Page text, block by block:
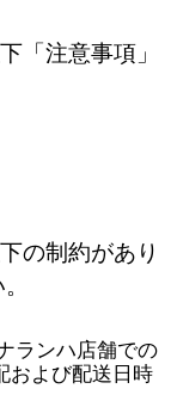
「注意事項」
の制約があり
ランハ店舗での
および配送日時